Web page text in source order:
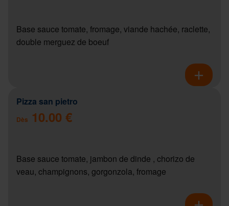
Base sauce tomate, fromage, viande hachée, raclette,
double merguez de boeuf
Pizza san pietro
Dès 10.00 €
Base sauce tomate, jambon de dinde , chorizo de
veau, champignons, gorgonzola, fromage